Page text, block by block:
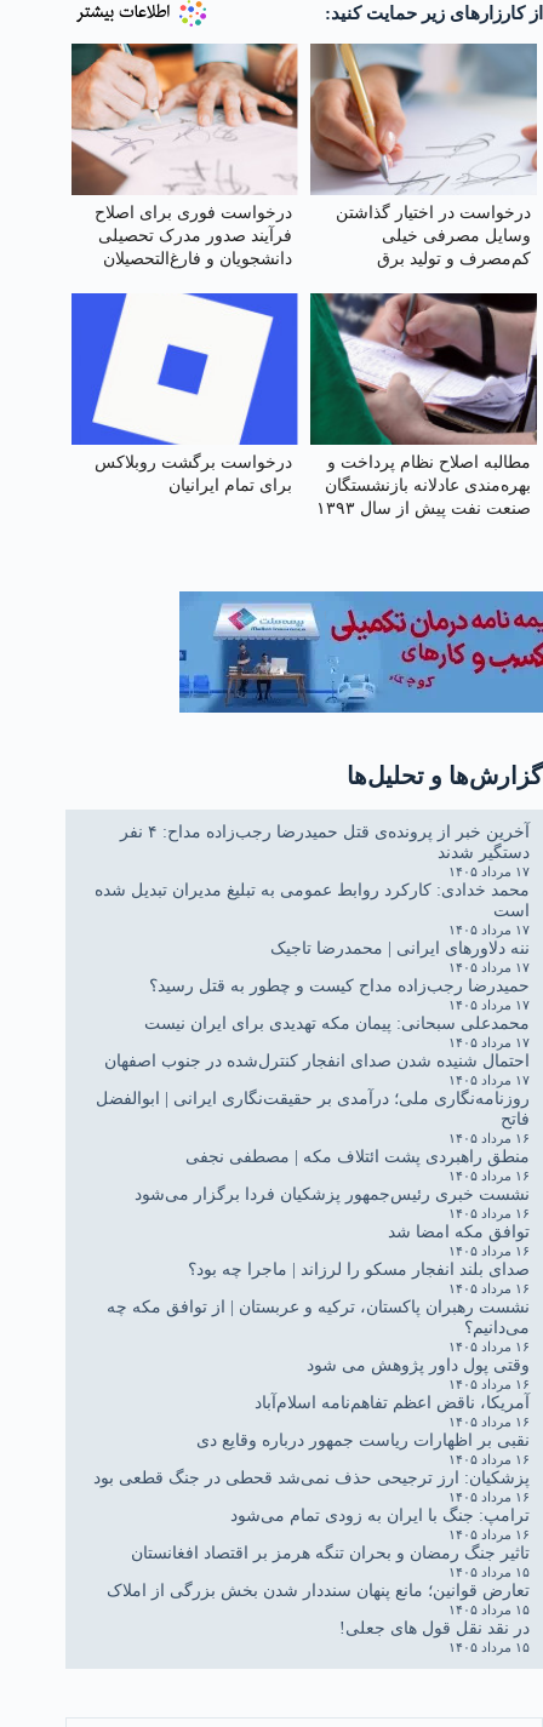
از کارزارهای زیر حمایت کنید:
درخواست در اختیار گذاشتن
وسایل مصرفی خیلی
کم‌مصرف و تولید برق
به‌صورت رایگان
درخواست فوری برای اصلاح
فرآیند صدور مدرک تحصیلی
دانشجویان و فارغ‌التحصیلان
مطالبه اصلاح نظام پرداخت و
بهره‌مندی عادلانه بازنشستگان
صنعت نفت پیش از سال ۱۳۹۳
درخواست برگشت روبلاکس
برای تمام ایرانیان
گزارش‌ها و تحلیل‌ها
آخرین خبر از پرونده‌ی قتل حمیدرضا رجب‌زاده مداح: ۴ نفر
دستگیر شدند
۱۷ مرداد ۱۴۰۵
محمد خدادی: کارکرد روابط عمومی به تبلیغ مدیران تبدیل شده
است
۱۷ مرداد ۱۴۰۵
ننه دلاورهای ایرانی | محمدرضا تاجیک
۱۷ مرداد ۱۴۰۵
حمیدرضا رجب‌زاده مداح کیست و چطور به قتل رسید؟
۱۷ مرداد ۱۴۰۵
محمدعلی سبحانی: پیمان مکه تهدیدی برای ایران نیست
۱۷ مرداد ۱۴۰۵
احتمال شنیده شدن صدای انفجار کنترل‌شده در جنوب اصفهان
۱۷ مرداد ۱۴۰۵
روزنامه‌نگاری ملی؛ درآمدی بر حقیقت‌نگاری ایرانی | ابوالفضل
فاتح
۱۶ مرداد ۱۴۰۵
منطق راهبردی پشت ائتلاف مکه | مصطفی نجفی
۱۶ مرداد ۱۴۰۵
نشست خبری رئیس‌جمهور پزشکیان فردا برگزار می‌شود
۱۶ مرداد ۱۴۰۵
توافق مکه امضا شد
۱۶ مرداد ۱۴۰۵
صدای بلند انفجار مسکو را لرزاند | ماجرا چه بود؟
۱۶ مرداد ۱۴۰۵
نشست رهبران پاکستان، ترکیه و عربستان | از توافق مکه چه
می‌دانیم؟
۱۶ مرداد ۱۴۰۵
وقتی پول داور پژوهش می شود
۱۶ مرداد ۱۴۰۵
آمریکا، ناقض اعظم تفاهم‌نامه اسلام‌آباد
۱۶ مرداد ۱۴۰۵
نقبی بر اظهارات ریاست جمهور درباره وقایع دی
۱۶ مرداد ۱۴۰۵
پزشکیان: ارز ترجیحی حذف نمی‌شد قحطی در جنگ قطعی بود
۱۶ مرداد ۱۴۰۵
ترامپ: جنگ با ایران به زودی تمام می‌شود
۱۶ مرداد ۱۴۰۵
تاثیر جنگ رمضان و بحران تنگه هرمز بر اقتصاد افغانستان
۱۵ مرداد ۱۴۰۵
تعارض قوانین؛ مانع پنهان سنددار شدن بخش بزرگی از املاک
۱۵ مرداد ۱۴۰۵
در نقد نقل قول های جعلی!
۱۵ مرداد ۱۴۰۵